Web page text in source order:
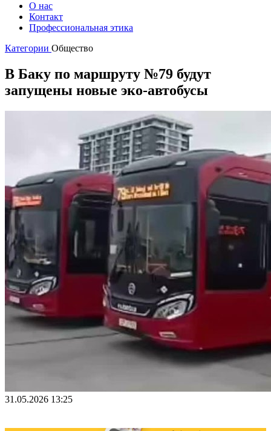
О нас
Контакт
Профессиональная этика
Категории Общество
В Баку по маршруту №79 будут
запущены новые эко-автобусы
31.05.2026 13:25